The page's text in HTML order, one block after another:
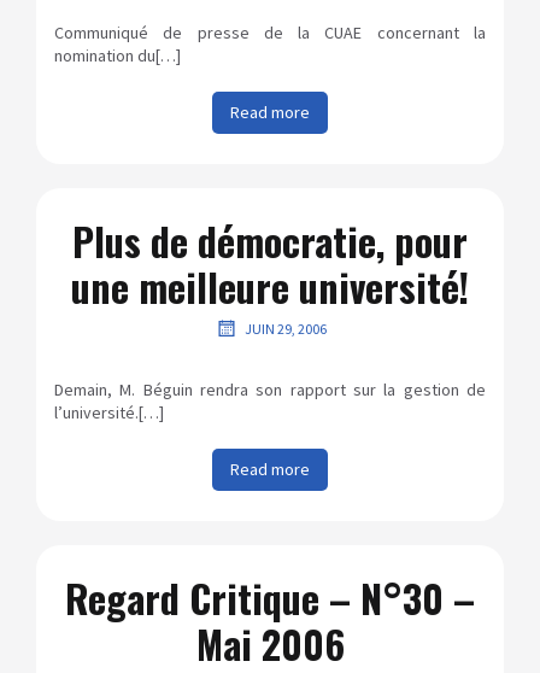
Communiqué de presse de la CUAE concernant la
nomination du[…]
Read more
Plus de démocratie, pour
une meilleure université!
JUIN 29, 2006
Demain, M. Béguin rendra son rapport sur la gestion de
l’université.[…]
Read more
Regard Critique – N°30 –
Mai 2006